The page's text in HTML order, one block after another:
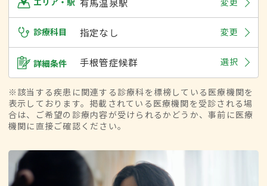
診療科目 指定なし 変更
詳細条件 手根管症候群 選択
※該当する疾患に関連する診療科を標榜している医療機関を
表示しております。掲載されている医療機関を受診される場
合は、ご希望の診療内容が受けられるかどうか、事前に医療
機関に直接ご確認ください。